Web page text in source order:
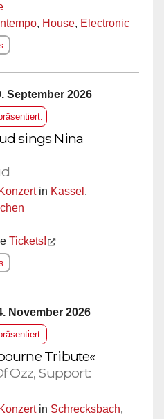
, House, Electronic
September 2026
sings Nina
Konzertin Kassel ,
Tickets!
November 2026
Tribute«
Ozz, Support:
Konzertin Schrecksbach,